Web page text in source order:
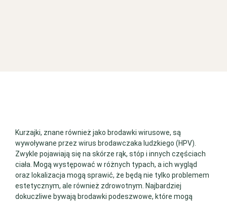
Kurzajki, znane również jako brodawki wirusowe, są
wywoływane przez wirus brodawczaka ludzkiego (HPV).
Zwykle pojawiają się na skórze rąk, stóp i innych częściach
ciała. Mogą występować w różnych typach, a ich wygląd
oraz lokalizacja mogą sprawić, że będą nie tylko problemem
estetycznym, ale również zdrowotnym. Najbardziej
dokuczliwe bywają brodawki podeszwowe, które mogą